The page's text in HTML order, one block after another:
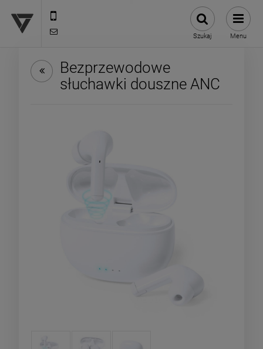
Szukaj Menu
Bezprzewodowe
słuchawki douszne ANC